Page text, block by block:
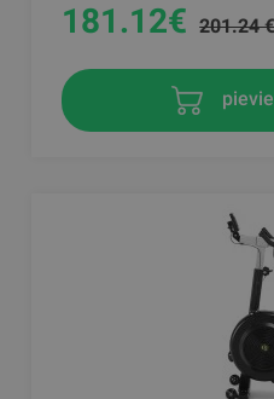
181.12€ 201.24 €